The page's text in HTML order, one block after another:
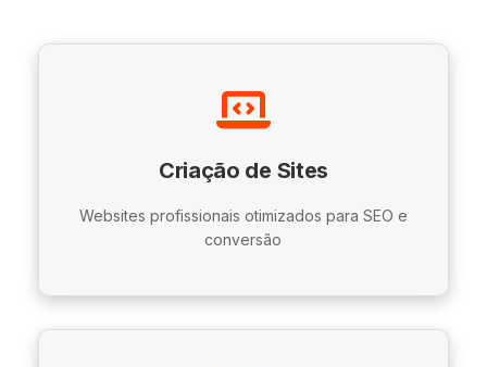
Criação de Sites
Websites profissionais otimizados para SEO e
conversão